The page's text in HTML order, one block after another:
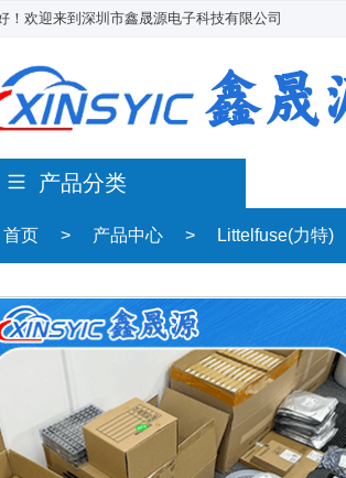
！欢迎来到深圳市鑫晟源电子科技有限公司
产品分类
首页 > 产品中心 > Littelfuse(力特)